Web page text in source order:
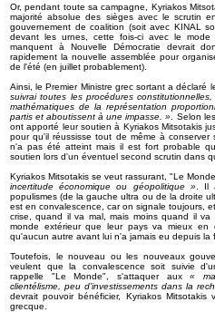
Or, pendant toute sa campagne, Kyriakos
majorité absolue des sièges avec le scrutin
gouvernement de coalition (soit avec KINAL
devant les urnes, cette fois-ci avec le
manquent à Nouvelle Démocratie devrait
rapidement la nouvelle assemblée pour
de l'été (en juillet probablement).
Ainsi, le Premier Ministre grec sortant a déclaré
suivrai toutes les procédures
mathématiques de la représentation
partis et aboutissent à une impasse. »
. Selon
ont apporté leur soutien à Kyriakos Mitsotakis
pour qu'il réussisse tout de même à
n'a pas été atteint mais il est fort probable
soutien lors d'un éventuel second scrutin dans
Kyriakos Mitsotakis se veut rassurant, "Le
incertitude économique ou géopolitique » . Il
populismes (de la gauche ultra ou de la droite
est en convalescence, car on signale toujours,
crise, quand il va mal, mais moins quand il
monde extérieur que leur pays va mieux en
qu'aucun autre avant lui n'a jamais eu depuis
Toutefois, le nouveau ou les nouveaux
veulent que la convalescence soit suivie
rappelle "Le Monde", s'attaquer aux«
clientélisme, peu d’investissements dans la
devrait pouvoir bénéficier, Kyriakos
grecque.